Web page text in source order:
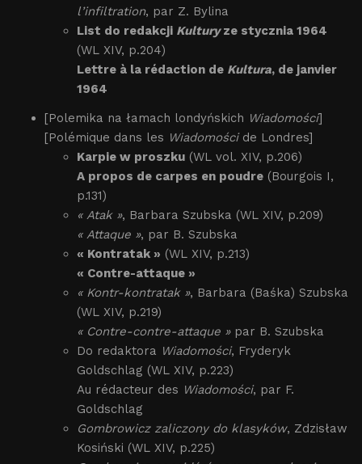
l’infiltration, par Z. Bylina
List do redakcji Kulturyze stycznia 1964
(WL XIV, p.204)
Lettre à la rédaction de Kultura, de janvier
1964
[Polemika na łamach londyńskich Wiadomości]
[Polémique dans les Wiadomościde Londres]
Karpie w proszku (WL vol. XIV, p.206)
A propos de carpes en poudre (Bourgois I,
p.131)
« Atak », Barbara Szubska (WL XIV, p.209)
« Attaque », par B. Szubska
« Kontratak » (WL XIV, p.213)
« Contre-attaque »
« Kontr-kontratak », Barbara (Baśka) Szubska
(WL XIV, p.219)
« Contre-contre-attaque »par B. Szubska
Do redaktora Wiadomości, Fryderyk
Goldschlag (WL XIV, p.223)
Au rédacteur des Wiadomości, par F.
Goldschlag
Gombrowicz zaliczony do klasyków, Zdzisław
Kosiński (WL XIV, p.225)